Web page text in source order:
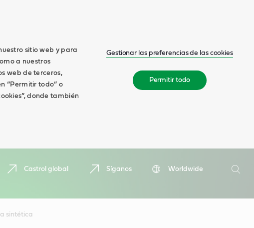
sitio web y para
a nuestros
web de terceros,
“Permitir todo” o
donde también
Gestionar las preferencias de las cookies
Permitir todo
Castrol global Síganos
Worldwide
Buscar
sintética